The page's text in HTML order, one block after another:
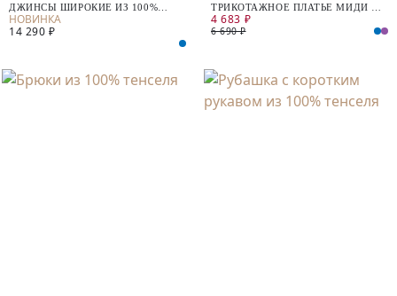
ДЖИНСЫ ШИРОКИЕ ИЗ 100%
ХЛОПКА
14 290 ₽
ТРИКОТАЖНОЕ ПЛАТЬЕ МИДИ ИЗ
ХЛОПКА
4 683 ₽
6 690 ₽